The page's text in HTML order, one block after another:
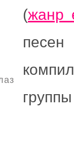
(жанр